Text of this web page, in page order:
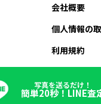
会社概要
個人情報の
利用規約
写真を送るだけ！
簡単20秒！LINE査